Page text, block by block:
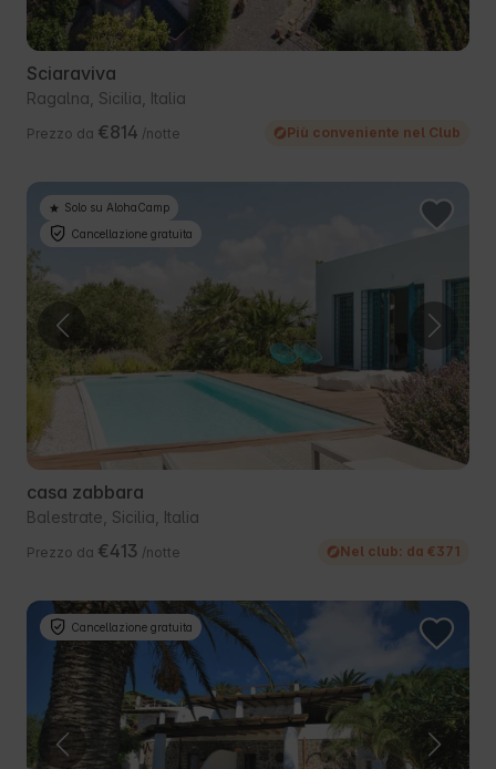
Sciaraviva
Ragalna, Sicilia, Italia
Prezzo da €814 /notte Più conveniente nel Club
Solo su AlohaCamp
Cancellazione gratuita
casa zabbara
Balestrate, Sicilia, Italia
Prezzo da €413 /notte Nel club: da €371
Cancellazione gratuita